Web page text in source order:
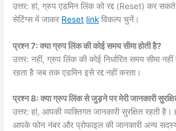
उत्तर: हां, ग्रुप एडमिन लिंक को रद्द (Reset) कर
सेटिंग्स में जाकर Reset link विकल्प चुनें।
प्रश्न 7: क्या ग्रुप लिंक की कोई समय सीमा होती है?
उत्तर: नहीं, ग्रुप लिंक की कोई निर्धारित समय सीमा
रहता है जब तक एडमिन इसे रद्द नहीं करता।
प्रश्न 8: क्या ग्रुप लिंक से जुड़ने पर मेरी जानकारी
उत्तर: हां, आपकी व्यक्तिगत जानकारी सुरक्षित रहती
आपके फोन नंबर और प्रोफाइल की जानकारी अन्य